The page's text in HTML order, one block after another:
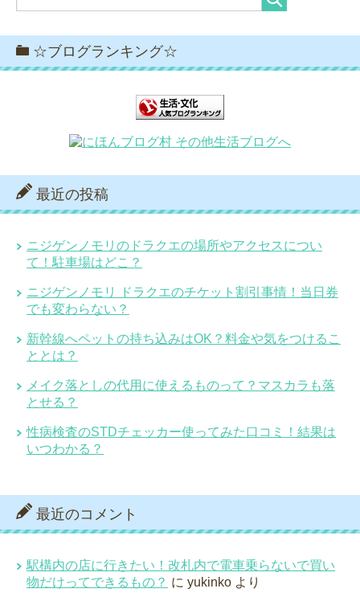
☆ブログランキング☆
最近の投稿
ニジゲンノモリのドラクエの場所やアクセスについ
て！駐車場はどこ？
ニジゲンノモリ ドラクエのチケット割引事情！当日券
でも変わらない？
新幹線へペットの持ち込みはOK？料金や気をつけるこ
ととは？
メイク落としの代用に使えるものって？マスカラも落
とせる？
性病検査のSTDチェッカー使ってみた口コミ！結果は
いつわかる？
最近のコメント
駅構内の店に行きたい！改札内で電車乗らないで買い
物だけってできるもの？ に yukinko より